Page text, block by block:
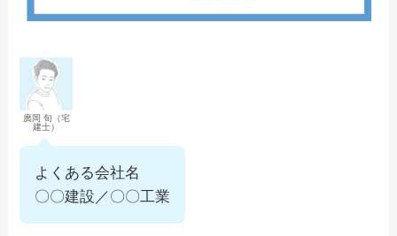
廣岡 旬（宅
建士）
よくある会社名
〇〇建設／〇〇工業